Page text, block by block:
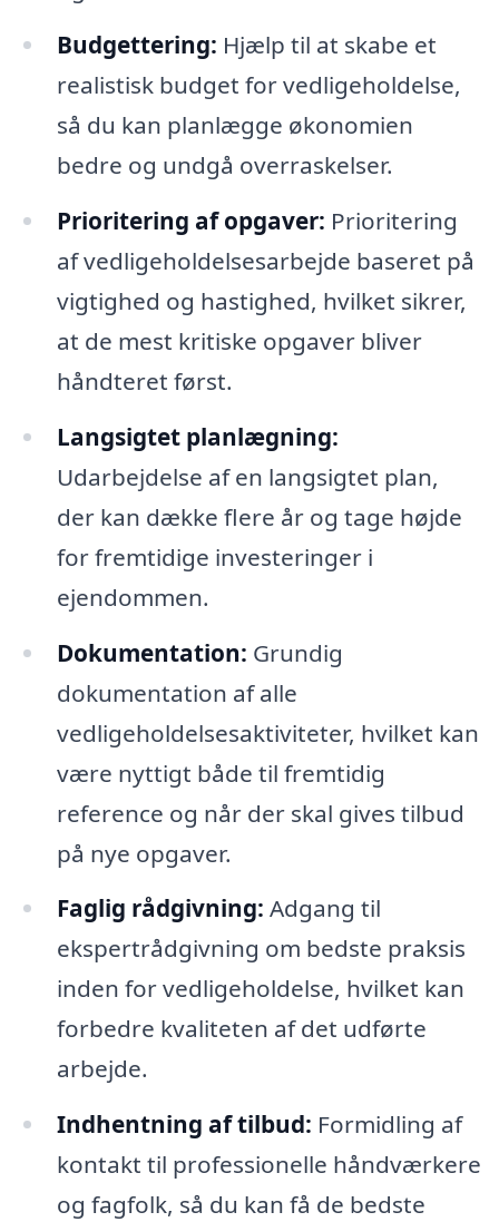
Budgettering: Hjælp til at skabe et
realistisk budget for vedligeholdelse,
så du kan planlægge økonomien
bedre og undgå overraskelser.
Prioritering af opgaver: Prioritering
af vedligeholdelsesarbejde baseret på
vigtighed og hastighed, hvilket sikrer,
at de mest kritiske opgaver bliver
håndteret først.
Langsigtet planlægning:
Udarbejdelse af en langsigtet plan,
der kan dække flere år og tage højde
for fremtidige investeringer i
ejendommen.
Dokumentation: Grundig
dokumentation af alle
vedligeholdelsesaktiviteter, hvilket kan
være nyttigt både til fremtidig
reference og når der skal gives tilbud
på nye opgaver.
Faglig rådgivning: Adgang til
ekspertrådgivning om bedste praksis
inden for vedligeholdelse, hvilket kan
forbedre kvaliteten af det udførte
arbejde.
Indhentning af tilbud: Formidling af
kontakt til professionelle håndværkere
og fagfolk, så du kan få de bedste